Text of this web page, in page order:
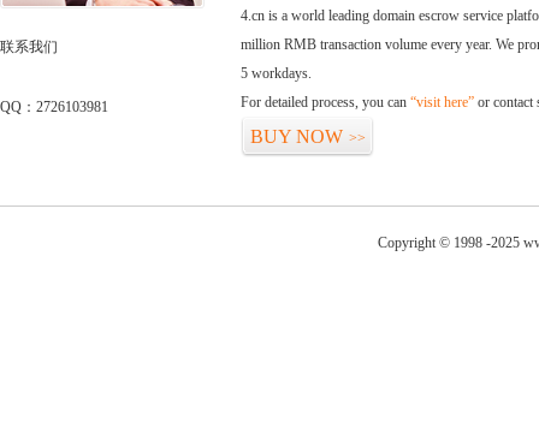
联系我们
QQ：2726103981
4.cn is a world leading domain escrow service
million RMB transaction volume every year. We
5 workdays.
For detailed process, you can “visit here” or contact
BUY NOW >>
Copyright © 1998 -2025